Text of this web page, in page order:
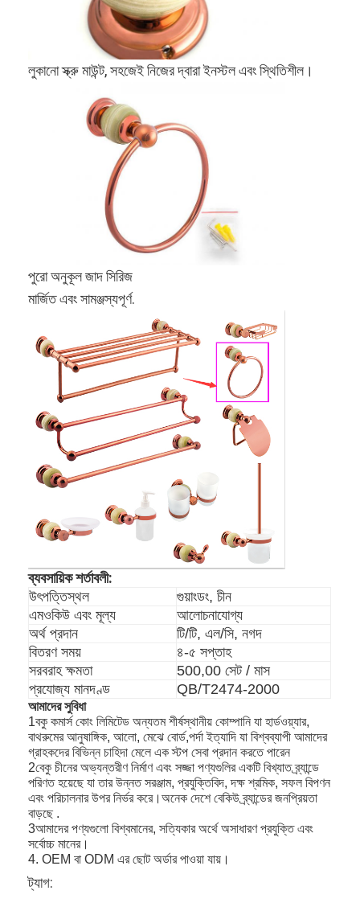
আমাদের সম্বন্ধে
কারখানা পরিদর্শন
আমাদের সাথে যোগাযোগ
স্টেইনলেস স্টীল দরজা লক
প্রবেশদ্বার হ্যান্ডলেসেট
স্মার্ট ডোর লক
শেড দরজার তালা
দরজার আনুষাঙ্গিক হার্ডওয়্যার
সিলিন্ডার ডোর বোতাম
ধাতব স্লাইডিং দরজার লক
স্মার্ট ওয়াটার কল
বাথরুমের স্যানিটারি সামগ্রী
বাথরুমের ঝরনা প্যানেল
বাথরুম আনুষাঙ্গিক
বাথরুমের ক্যাবিনেটের সেট
আসবাবপত্রের হ্যান্ডল এবং বোতাম
হ্যান্ডব্যাগ আনুষাঙ্গিক হার্ডওয়্যার
পুনরায় সেটযোগ্য সংমিশ্রণ লক
লুকানো স্ক্রু মাউন্ট, সহজেই নিজের দ্বারা ইনস্টল এবং স্থিতিশীল।
পুরো অনুকূল জাদ সিরিজ
মার্জিত এবং সামঞ্জস্যপূর্ণ.
ব্যবসায়িক শর্তাবলী:
উৎপত্তিস্থল
গুয়াংডং, চীন
এমওকিউ এবং মূল্য
আলোচনাযোগ্য
অর্থ প্রদান
টি/টি, এল/সি, নগদ
বিতরণ সময়
৪-৫ সপ্তাহ
সরবরাহ ক্ষমতা
500,00 সেট / মাস
প্রযোজ্য মানদণ্ড
QB/T2474-2000
আমাদের সুবিধা
1বকু কমার্স কোং লিমিটেড অন্যতম শীর্ষস্থানীয় কোম্পানি যা হার্ডওয়্যার,
বাথরুমের আনুষাঙ্গিক, আলো, মেঝে বোর্ড,পর্দা ইত্যাদি যা বিশ্বব্যাপী আমাদের
গ্রাহকদের বিভিন্ন চাহিদা মেলে এক স্টপ সেবা প্রদান করতে পারেন
2বেকু চীনের অভ্যন্তরীণ নির্মাণ এবং সজ্জা পণ্যগুলির একটি বিখ্যাত ব্র্যান্ডে
পরিণত হয়েছে যা তার উন্নত সরঞ্জাম, প্রযুক্তিবিদ, দক্ষ শ্রমিক, সফল বিপণন
এবং পরিচালনার উপর নির্ভর করে।অনেক দেশে বেকিউ ব্র্যান্ডের জনপ্রিয়তা
বাড়ছে .
3আমাদের পণ্যগুলো বিশ্বমানের, সত্যিকার অর্থে অসাধারণ প্রযুক্তি এবং
সর্বোচ্চ মানের।
4. OEM বা ODM এর ছোট অর্ডার পাওয়া যায়।
ট্যাগ: